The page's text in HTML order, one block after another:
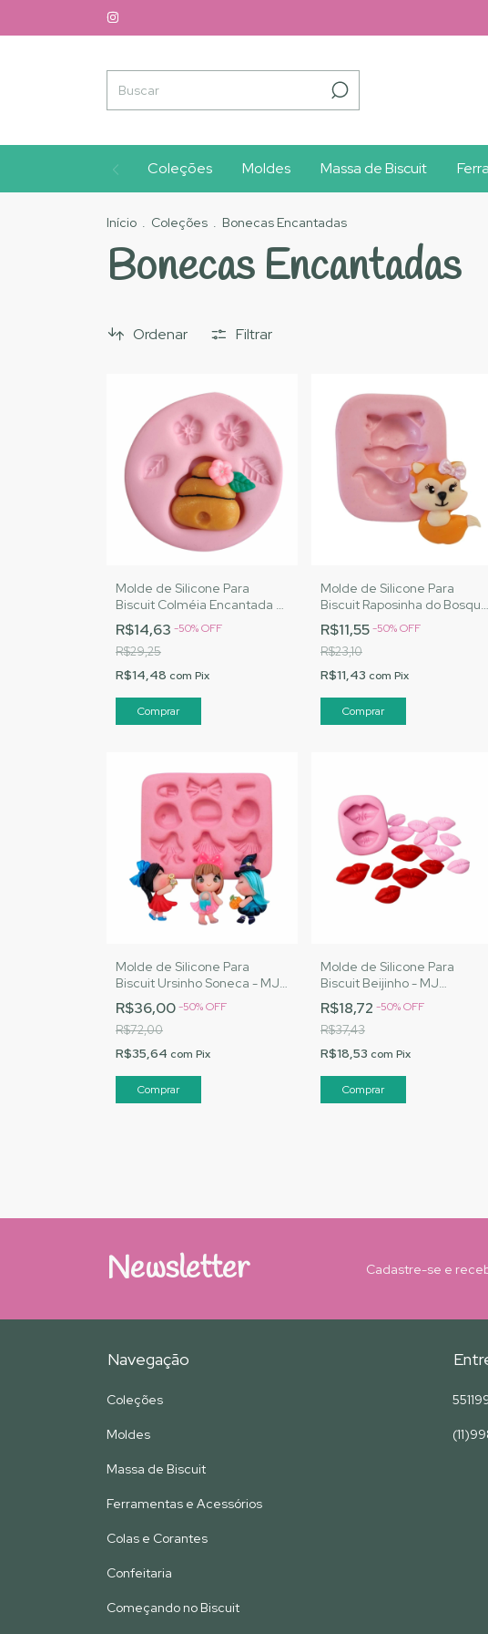
Coleções Moldes Massa de Biscuit
Início . Coleções . Bonecas Encantadas
Bonecas Encantadas
Ordenar Filtrar
Molde de Silicone Para
Biscuit Colméia Encantada -
MJ Artesanatos |Cód. 2846
R$14,63 -50%OFF
R$29,25
R$14,48 com Pix
Molde de Silicone Para
Biscuit Raposinha do Bosque
- MJ Artesanatos |Cód. 2845
R$11,55-50%OFF
R$23,10
R$11,43 com Pix
Molde de Silicone Para
Biscuit Ursinho Soneca - MJ
Artesanatos |Cód. 2988
R$36,00-50%OFF
R$72,00
R$35,64 com Pix
Molde de Silicone Para
Biscuit Beijinho - MJ
Artesanatos |Cód. 2897
R$18,72 -50%OFF
R$37,43
R$18,53 com Pix
Newsletter Cadastre-se e
Navegação
Coleções
Moldes
Massa de Biscuit
Ferramentas e Acessórios
Colas e Corantes
Confeitaria
Começando no Biscuit